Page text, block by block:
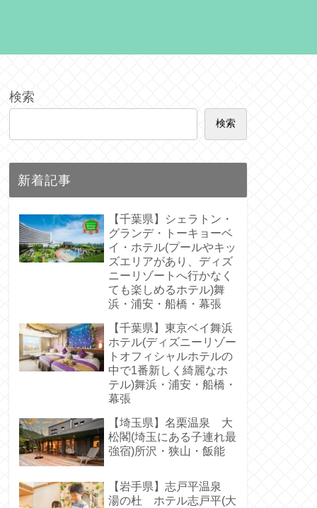
検索
検索
新着記事
【千葉県】シェラトン・
グランデ・トーキョーベ
イ・ホテル(プールやキッ
ズエリアがあり、ディズ
ニーリゾートへ行かなく
ても楽しめるホテル)舞
浜・浦安・船橋・幕張
【千葉県】東京ベイ舞浜
ホテル(ディズニーリゾー
トオフィシャルホテルの
中で1番新しく綺麗なホ
テル)舞浜・浦安・船橋・
幕張
【埼玉県】名栗温泉 大
松閣(埼玉にある子連れ最
強宿)所沢・狭山・飯能
【岩手県】志戸平温泉
湯の杜 ホテル志戸平(大